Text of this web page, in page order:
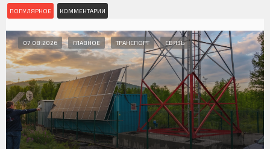
ПОПУЛЯРНОЕ КОММЕНТАРИИ
07.08.2026 ГЛАВНОЕ ТРАНСПОРТ СВЯЗЬ